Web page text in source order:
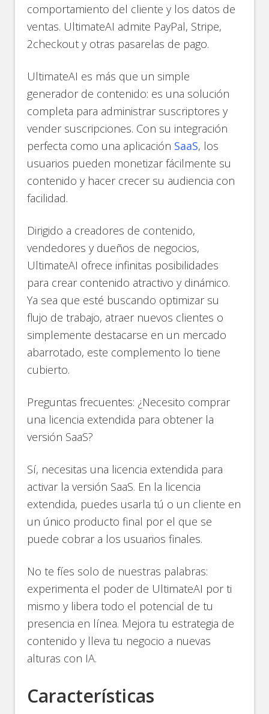
comportamiento del cliente y los datos de
ventas. UltimateAI admite PayPal, Stripe,
2checkout y otras pasarelas de pago.
UltimateAI es más que un simple
generador de contenido: es una solución
completa para administrar suscriptores y
vender suscripciones. Con su integración
perfecta como una aplicación SaaS, los
usuarios pueden monetizar fácilmente su
contenido y hacer crecer su audiencia con
facilidad.
Dirigido a creadores de contenido,
vendedores y dueños de negocios,
UltimateAI ofrece infinitas posibilidades
para crear contenido atractivo y dinámico.
Ya sea que esté buscando optimizar su
flujo de trabajo, atraer nuevos clientes o
simplemente destacarse en un mercado
abarrotado, este complemento lo tiene
cubierto.
Preguntas frecuentes: ¿Necesito comprar
una licencia extendida para obtener la
versión SaaS?
Sí, necesitas una licencia extendida para
activar la versión SaaS. En la licencia
extendida, puedes usarla tú o un cliente en
un único producto final por el que se
puede cobrar a los usuarios finales.
No te fíes solo de nuestras palabras:
experimenta el poder de UltimateAI por ti
mismo y libera todo el potencial de tu
presencia en línea. Mejora tu estrategia de
contenido y lleva tu negocio a nuevas
alturas con IA.
Características